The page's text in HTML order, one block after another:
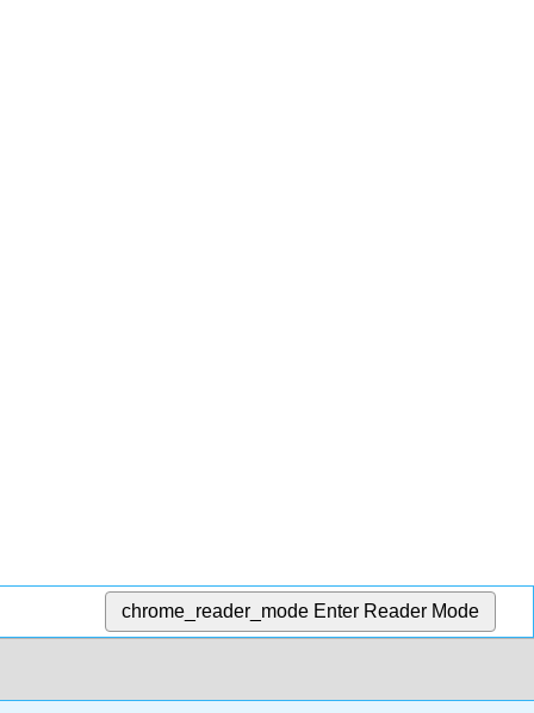
chrome_reader_mode Enter Reader Mode